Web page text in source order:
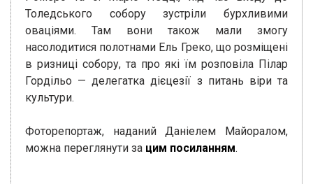
Толедського собору зустріли бурхливими
оваціями. Там вони також мали змогу
насолодитися полотнами Ель Греко, що розміщені
в ризниці собору, та про які їм розповіла Пілар
Гордільо — делегатка дієцезії з питань віри та
культури.
Фоторепортаж, наданий Даніелем Майоралом,
можна переглянути за цим посиланням.